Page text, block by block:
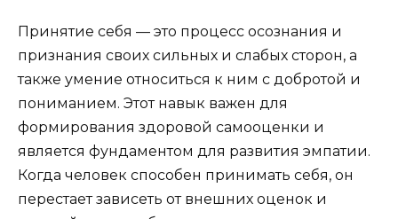
Принятие себя — это процесс осознания и
признания своих сильных и слабых сторон, а
также умение относиться к ним с добротой и
пониманием. Этот навык важен для
формирования здоровой самооценки и
является фундаментом для развития эмпатии.
Когда человек способен принимать себя, он
перестает зависеть от внешних оценок и